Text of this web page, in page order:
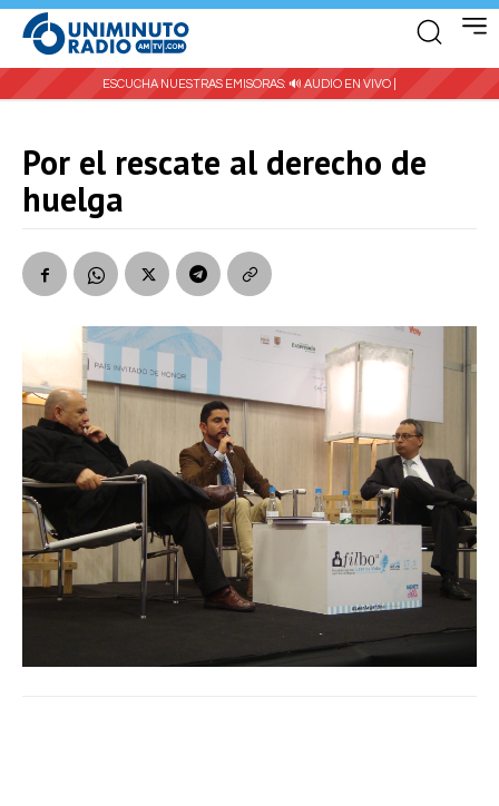
ESCUCHA NUESTRAS EMISORAS: 🔊 AUDIO EN VIVO |
Por el rescate al derecho de
huelga